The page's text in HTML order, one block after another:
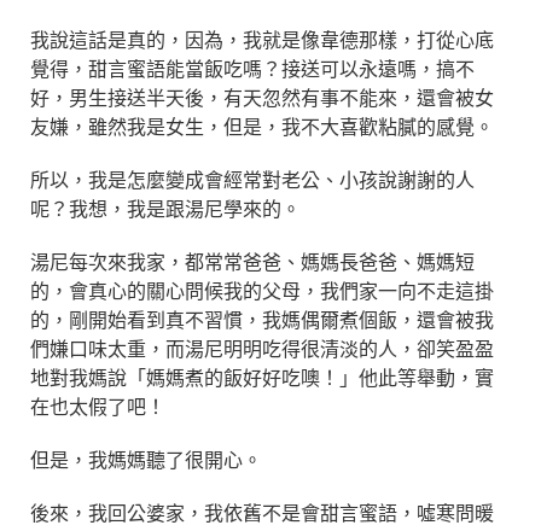
我說這話是真的，因為，我就是像韋德那樣，打從心底
覺得，甜言蜜語能當飯吃嗎？接送可以永遠嗎，搞不
好，男生接送半天後，有天忽然有事不能來，還會被女
友嫌，雖然我是女生，但是，我不大喜歡粘膩的感覺。
所以，我是怎麼變成會經常對老公、小孩說謝謝的人
呢？我想，我是跟湯尼學來的。
湯尼每次來我家，都常常爸爸、媽媽長爸爸、媽媽短
的，會真心的關心問候我的父母，我們家一向不走這掛
的，剛開始看到真不習慣，我媽偶爾煮個飯，還會被我
們嫌口味太重，而湯尼明明吃得很清淡的人，卻笑盈盈
地對我媽說「媽媽煮的飯好好吃噢！」他此等舉動，實
在也太假了吧！
但是，我媽媽聽了很開心。
後來，我回公婆家，我依舊不是會甜言蜜語，噓寒問暖